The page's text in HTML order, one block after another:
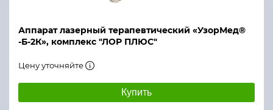
Аппарат лазерный терапевтический «УзорМед®
-Б-2К», комплекс "ЛОР ПЛЮС"
Цену уточняйте
Купить